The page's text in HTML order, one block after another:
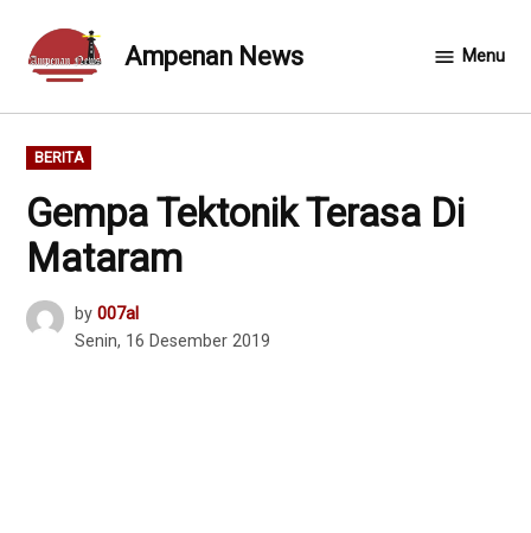
content
Ampenan News Menu
POSTED
IN
BERITA
Gempa Tektonik Terasa Di
Mataram
by 007al
Senin, 16 Desember 2019